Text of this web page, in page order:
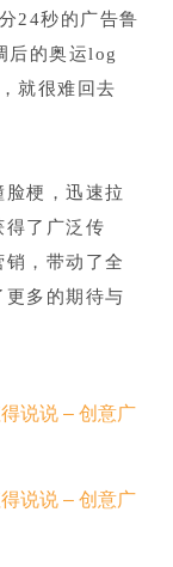
24秒的广告鲁
后的奥运log
就很难回去
梗，迅速拉
得了广泛传
，带动了全
更多的期待与